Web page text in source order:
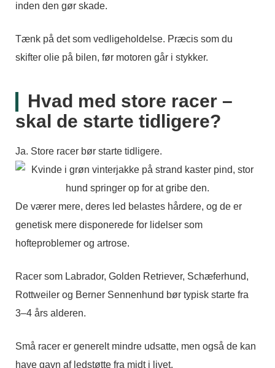
inden den gør skade.
Tænk på det som vedligeholdelse. Præcis som du
skifter olie på bilen, før motoren går i stykker.
Hvad med store racer –
skal de starte tidligere?
Ja. Store racer bør starte tidligere.
De værer mere, deres led belastes hårdere, og de er
genetisk mere disponerede for lidelser som
hofteproblemer og artrose.
Racer som Labrador, Golden Retriever, Schæferhund,
Rottweiler og Berner Sennenhund bør typisk starte fra
3–4 års alderen.
Små racer er generelt mindre udsatte, men også de kan
have gavn af ledstøtte fra midt i livet.